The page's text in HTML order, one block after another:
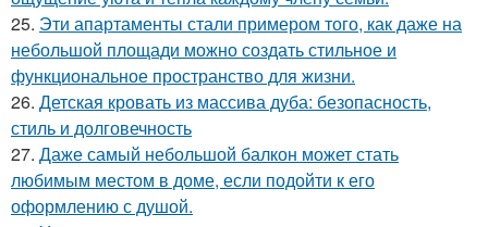
25. Эти апартаменты стали примером того, как даже на
небольшой площади можно создать стильное и
функциональное пространство для жизни.
26. Детская кровать из массива дуба: безопасность,
стиль и долговечность
27. Даже самый небольшой балкон может стать
любимым местом в доме, если подойти к его
оформлению с душой.